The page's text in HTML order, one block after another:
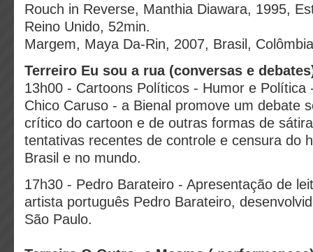
Rouch in Reverse, Manthia Diawara, 1995,
Reino Unido, 52min.
Margem, Maya Da-Rin, 2007, Brasil,
Terreiro Eu sou a rua (conversas e
13h00 - Cartoons Políticos - Humor e Política
Chico Caruso - a Bienal promove um debate
crítico do cartoon e de outras formas de
tentativas recentes de controle e censura do
Brasil e no mundo.
17h30 - Pedro Barateiro - Apresentação de
artista português Pedro Barateiro,
São Paulo.